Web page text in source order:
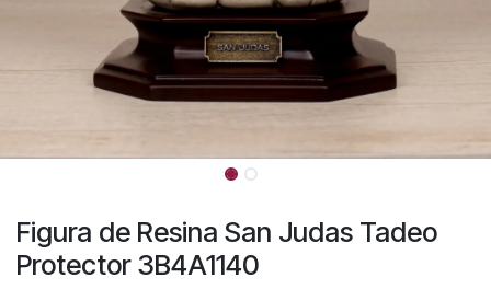
Figura de Resina San Judas Tadeo
Protector 3B4A1140